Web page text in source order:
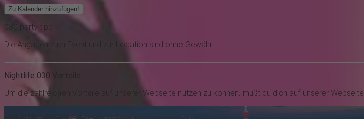
Zu Kalender hinzufügen!
030 party tipp
Die Angaben zum Event und zur Location sind ohne Gewähr!
Nightlife 030 Vorteile
Um die zahlreichen Vorteile auf unserer Webseite nutzen zu können, mußt du dich auf unserer Webseite